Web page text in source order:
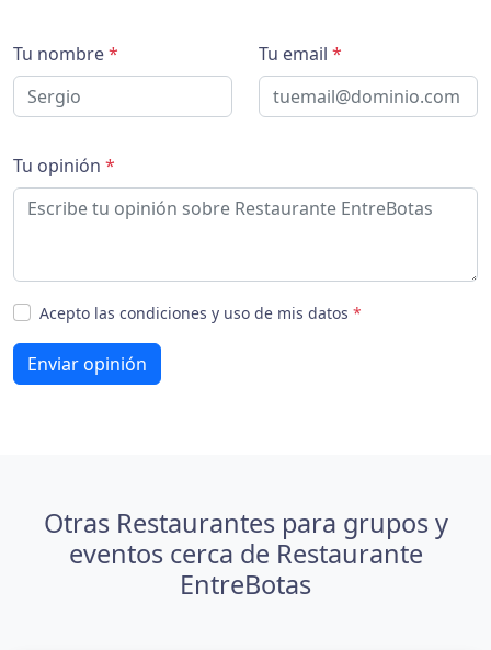
Tu nombre* Tu email *
Tu opinión *
Acepto las condiciones y uso de mis datos *
Enviar opinión
Otras Restaurantes para grupos y
eventos cerca de Restaurante
EntreBotas